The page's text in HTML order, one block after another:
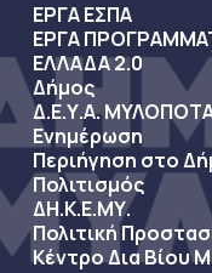
ΕΡΓΑ ΕΣΠΑ
ΕΡΓΑ
ΕΛΛΑΔΑ 2.0
Δήμος
Δ.Ε.Υ.Α.
Ενημέρωση
Περιήγηση στο
Πολιτισμός
ΔΗ.Κ.Ε.ΜΥ.
Πολιτική
Κέντρο Δια Βίου